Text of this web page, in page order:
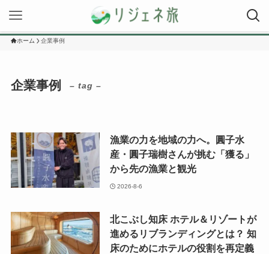
ホーム 企業事例
企業事例 – tag –
2026-8-6
漁業の力を地域の力へ。圓子水
産・圓子瑞樹さんが挑む「獲る」
から先の漁業と観光
北こぶし知床 ホテル＆リゾートが
進めるリブランディングとは？ 知
床のためにホテルの役割を再定義